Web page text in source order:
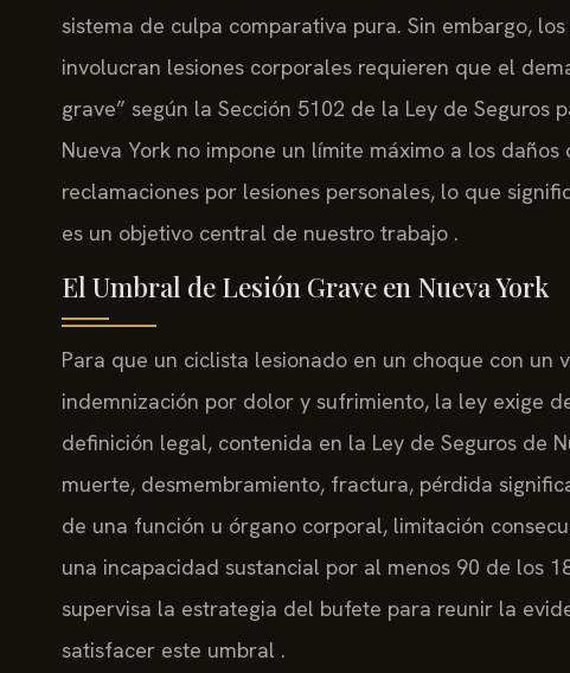
sistema de culpa comparativa pura. Sin embargo,
involucran lesiones corporales requieren que el
grave” según la Sección 5102 de la Ley de Seguros
Nueva York no impone un límite máximo a los
reclamaciones por lesiones personales, lo que
es un objetivo central de nuestro trabajo .
El Umbral de Lesión Grave en Nueva York
Para que un ciclista lesionado en un choque con
indemnización por dolor y sufrimiento, la ley exige
definición legal, contenida en la Ley de Seguros de
muerte, desmembramiento, fractura, pérdida
de una función u órgano corporal, limitación
una incapacidad sustancial por al menos 90 de los
supervisa la estrategia del bufete para reunir la
satisfacer este umbral .